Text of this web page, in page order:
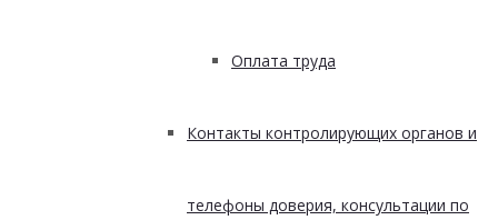
Оплата труда
Контакты контролирующих органов и
телефоны доверия, консультации по